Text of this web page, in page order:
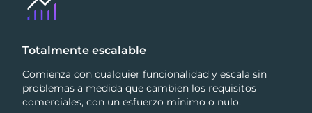
Totalmente escalable
Comienza con cualquier funcionalidad y escala sin
problemas a medida que cambien los requisitos
comerciales, con un esfuerzo mínimo o nulo.